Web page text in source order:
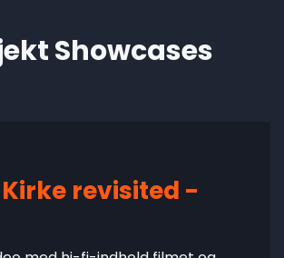
Showcases
revisited -